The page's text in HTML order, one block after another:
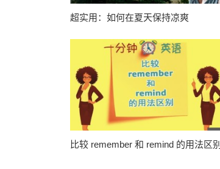
超实用：如何在夏天保持凉爽
比较 remember 和 remind 的用法区别